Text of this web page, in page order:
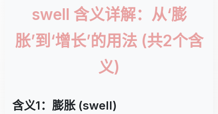
swell 含义详解：从‘膨
胀’到‘增长’的用法 (共2个含
义)
含义1：膨胀 (swell)